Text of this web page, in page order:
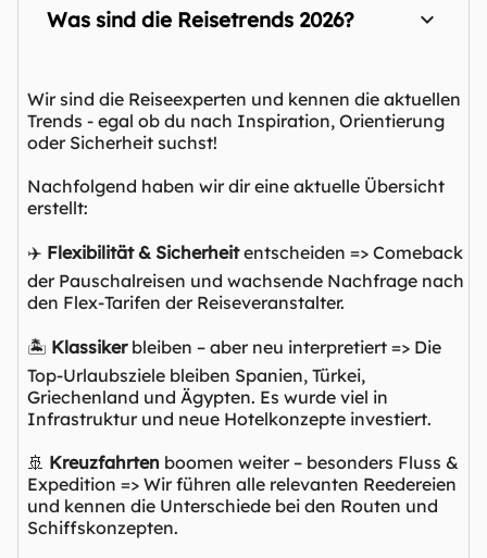
Was sind die Reisetrends 2026?
Wir sind die Reiseexperten und kennen die aktuellen
Trends - egal ob du nach Inspiration, Orientierung
oder Sicherheit suchst!
Nachfolgend haben wir dir eine aktuelle Übersicht
erstellt:
✈️ Flexibilität & Sicherheitentscheiden => Comeback
der Pauschalreisen und wachsende Nachfrage nach
den Flex-Tarifen der Reiseveranstalter.
🏝️ Klassiker bleiben – aber neu interpretiert => Die
Top-Urlaubsziele bleiben Spanien, Türkei,
Griechenland und Ägypten. Es wurde viel in
Infrastruktur und neue Hotelkonzepte investiert.
🚢 Kreuzfahrten boomen weiter – besonders Fluss &
Expedition => Wir führen alle relevanten Reedereien
und kennen die Unterschiede bei den Routen und
Schiffskonzepten.